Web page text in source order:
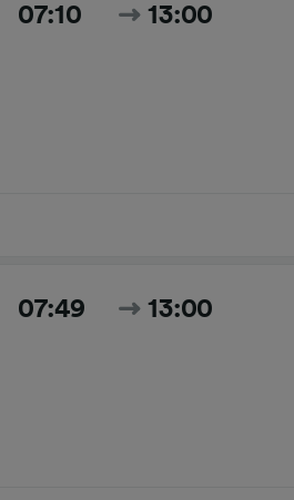
07:10 13:00
07:49 13:00